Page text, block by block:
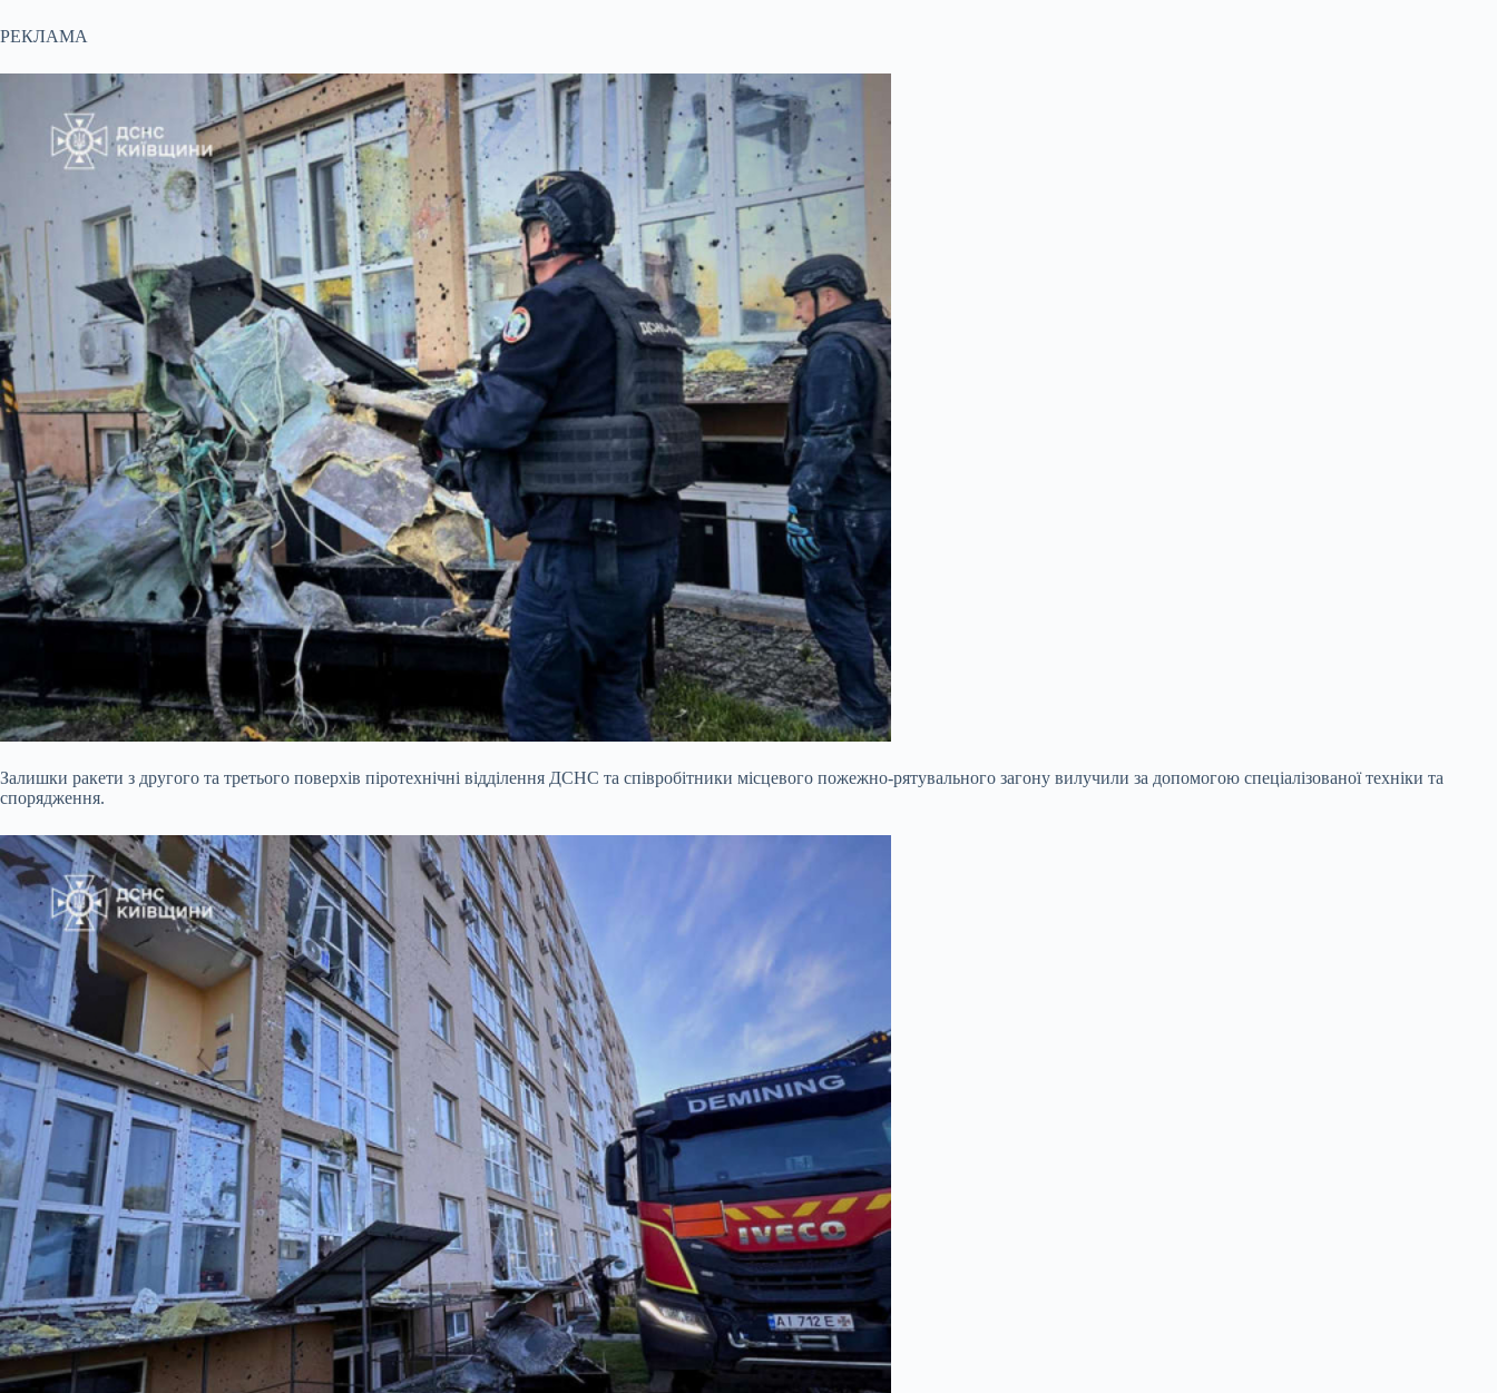
РЕКЛАМА
Залишки ракети з другого та третього поверхів піротехнічні відділення ДСНС та співробітники місцевого пожежно-рятувального загону вилучили за допомогою спеціалізованої техніки та
спорядження.